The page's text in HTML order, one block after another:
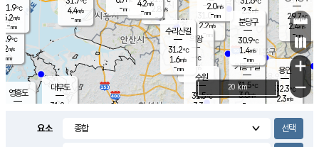
의도
℃
m/s
mm
영흥도
31.0℃
2.2m/s
- mm
용인
32.3℃
2.3m/s
29.7℃
2.4m/s
-mm
대부도
31.8
의왕
- ℃
m/s
mm
2.8 m/s
-mm
-mm
4.2m/s
-mm 2.3m/s
-mm
2.0m/s
-mm
기흥구갈
31.5℃
3.0m/s
-
수리산길
31.2℃
1.6m/s
-mm
분당구
30.9℃
1.4m/s
-mm
31.9℃
5.2m/s
-mm
수원
31.5℃
3.3 m/s
4.4m/s
-mm
+
−
20 km
요소